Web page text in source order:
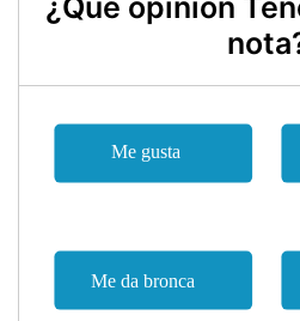
¿Qué opinión